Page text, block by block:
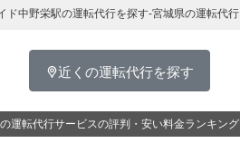
中野栄駅の運転代行を探す-宮城県の運転代行
近くの運転代行を探す
運転代行サービスの評判・安い料金ランキング